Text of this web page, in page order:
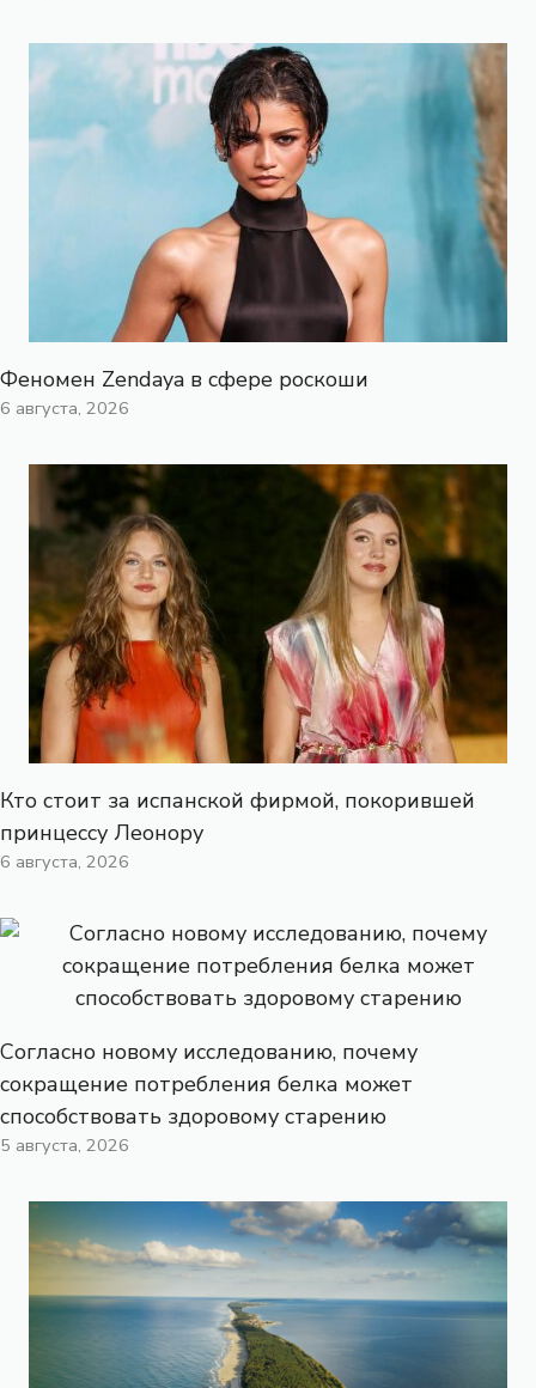
Феномен Zendaya в сфере роскоши
6 августа, 2026
Кто стоит за испанской фирмой, покорившей
принцессу Леонору
6 августа, 2026
Согласно новому исследованию, почему
сокращение потребления белка может
способствовать здоровому старению
5 августа, 2026